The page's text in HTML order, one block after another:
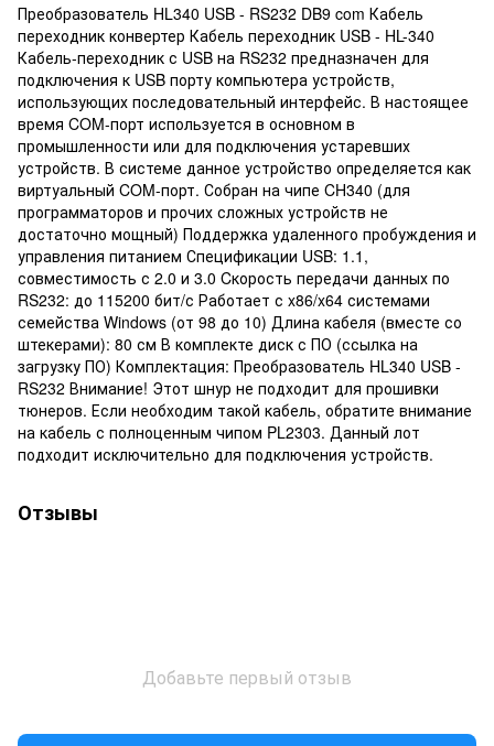
Преобразователь HL340 USB - RS232 DB9 com Кабель
переходник конвертер Кабель переходник USB - HL-340
Кабель-переходник с USB на RS232 предназначен для
подключения к USB порту компьютера устройств,
использующих последовательный интерфейс. В настоящее
время COM-порт используется в основном в
промышленности или для подключения устаревших
устройств. В системе данное устройство определяется как
виртуальный COM-порт. Собран на чипе CH340 (для
программаторов и прочих сложных устройств не
достаточно мощный) Поддержка удаленного пробуждения и
управления питанием Спецификации USB: 1.1,
совместимость с 2.0 и 3.0 Cкорость передачи данных по
RS232: до 115200 бит/с Работает с x86/x64 системами
семейства Windows (от 98 до 10) Длина кабеля (вместе со
штекерами): 80 см В комплекте диск с ПО (ссылка на
загрузку ПО) Комплектация: Преобразователь HL340 USB -
RS232 Внимание! Этот шнур не подходит для прошивки
тюнеров. Если необходим такой кабель, обратите внимание
на кабель с полноценным чипом PL2303. Данный лот
подходит исключительно для подключения устройств.
Отзывы
Добавьте первый отзыв